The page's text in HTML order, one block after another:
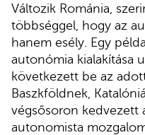
Változik Románia,
többséggel, hogy az
hanem esély. Egy
autonómia kialakítása
következett be az
Baszkföldnek,
végsősoron kedvezett
autonomista